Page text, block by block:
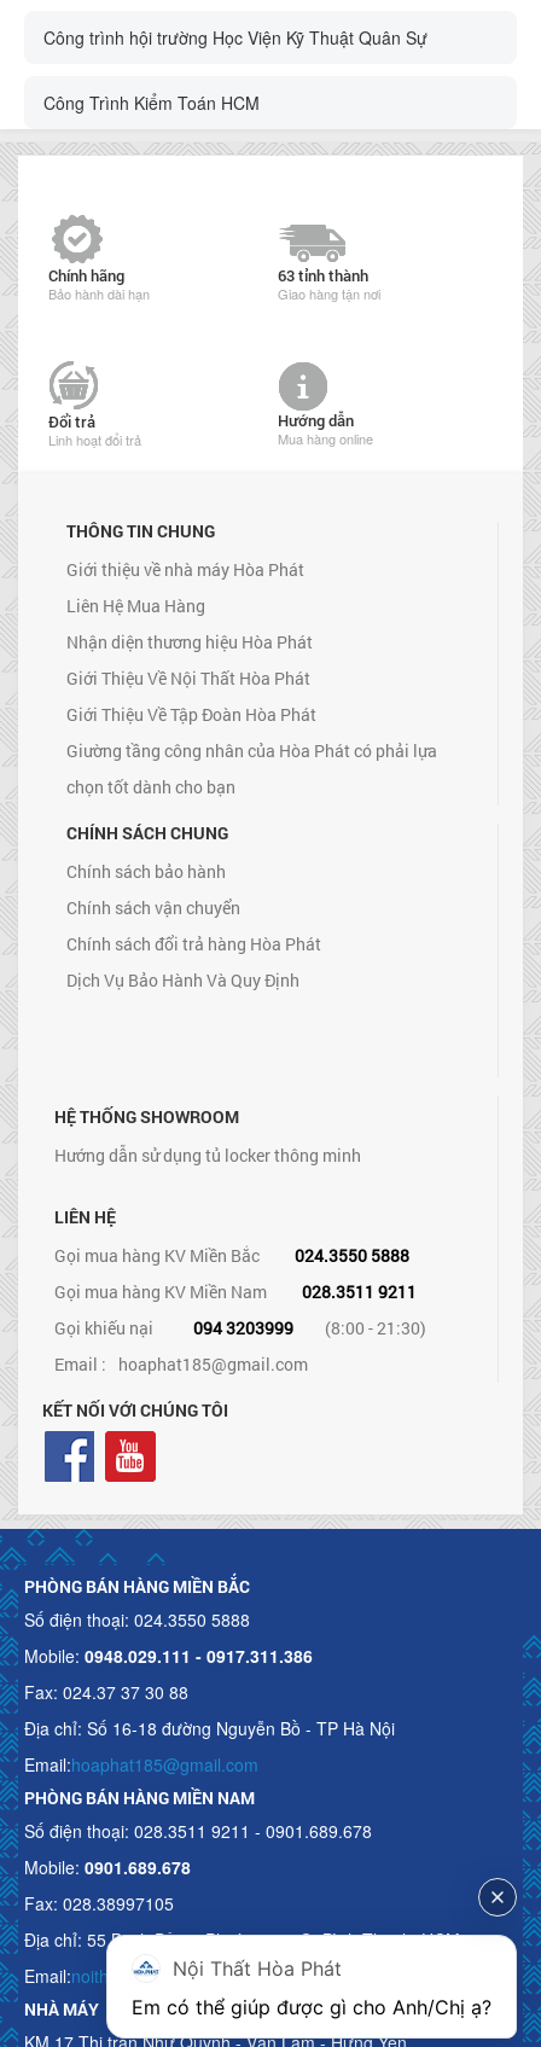
Công trình hội trường Học Viện Kỹ Thuật Quân Sự
Công Trình Kiểm Toán HCM
Chính hãng
Bảo hành dài hạn
63 tỉnh thành
Giao hàng tận nơi
Đổi trả
Linh hoạt đổi trả
Hướng dẫn
Mua hàng online
THÔNG TIN CHUNG
Giới thiệu về nhà máy Hòa Phát
Liên Hệ Mua Hàng
Nhận diện thương hiệu Hòa Phát
Giới Thiệu Về Nội Thất Hòa Phát
Giới Thiệu Về Tập Đoàn Hòa Phát
Giường tầng công nhân của Hòa Phát có phải lựa
chọn tốt dành cho bạn
CHÍNH SÁCH CHUNG
Chính sách bảo hành
Chính sách vận chuyển
Chính sách đổi trả hàng Hòa Phát
Dịch Vụ Bảo Hành Và Quy Định
HỆ THỐNG SHOWROOM
Hướng dẫn sử dụng tủ locker thông minh
LIÊN HỆ
Gọi mua hàng KV Miền Bắc
024.3550 5888
Gọi mua hàng KV Miền Nam
028.3511 9211
Gọi khiếu nại
094 3203999
(8:00 - 21:30)
Email : hoaphat185@gmail.com
KẾT NỐI VỚI CHÚNG TÔI
PHÒNG BÁN HÀNG MIỀN BẮC
Số điện thoại: 024.3550 5888
Mobile: 0948.029.111 - 0917.311.386
Fax: 024.37 37 30 88
Địa chỉ: Số 16-18 đường Nguyễn Bồ - TP Hà Nội
Email:hoaphat185@gmail.com
PHÒNG BÁN HÀNG MIỀN NAM
Số điện thoại: 028.3511 9211 - 0901.689.678
Mobile: 0901.689.678
Fax: 028.38997105
Địa chỉ: 55 Bạch Đằng, Phường 15, Q. Bình Thạnh, HCM
Email:noithathoaphattot@gmail.com
NHÀ MÁY
Nội Thất Hòa Phát